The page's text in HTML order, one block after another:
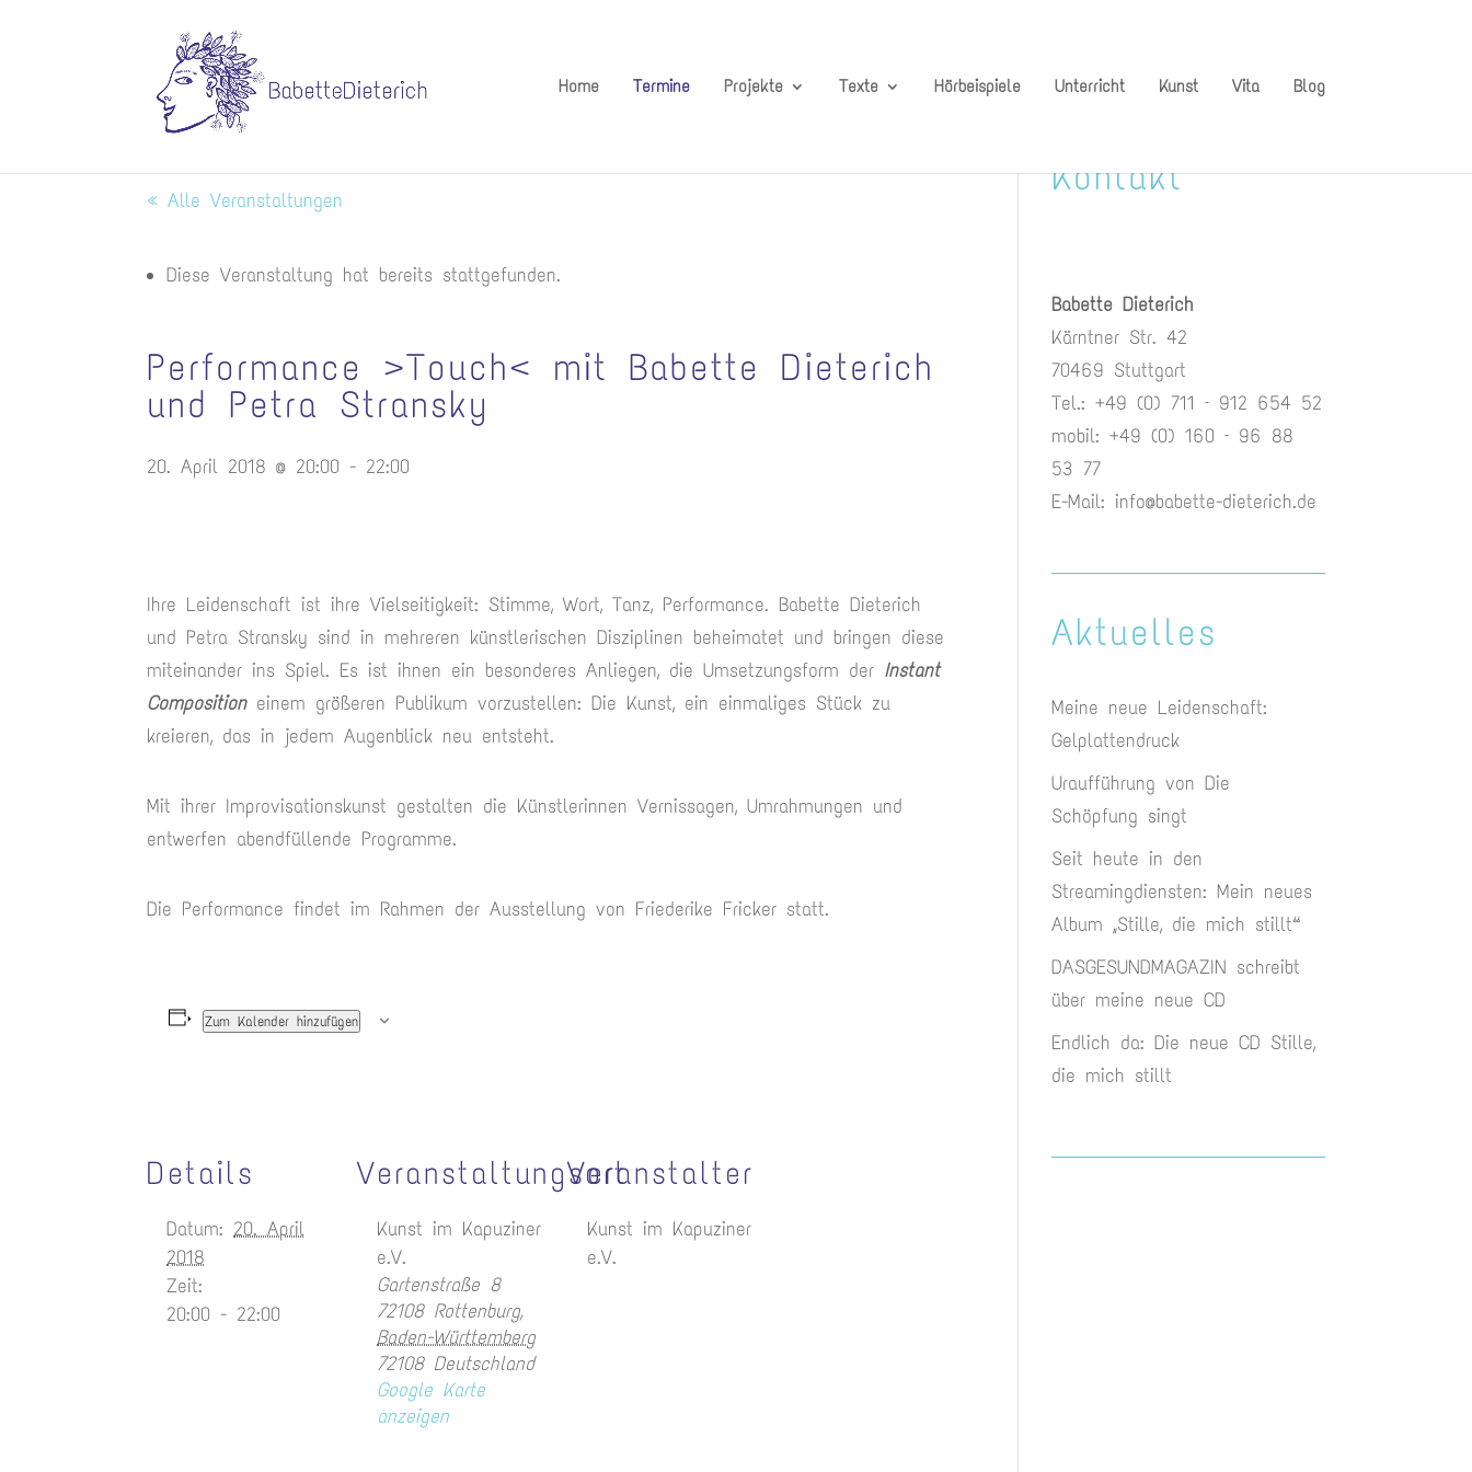
Home Termine Projekte Texte Hörbeispiele Unterricht Kunst Vita Blog
« Alle Veranstaltungen
Diese Veranstaltung hat bereits stattgefunden.
Performance >Touch< mit Babette Dieterich
und Petra Stransky
20. April 2018 @ 20:00 - 22:00
Ihre Leidenschaft ist ihre Vielseitigkeit: Stimme, Wort, Tanz, Performance. Babette Dieterich
und Petra Stransky sind in mehreren künstlerischen Disziplinen beheimatet und bringen diese
miteinander ins Spiel. Es ist ihnen ein besonderes Anliegen, die Umsetzungsform der Instant
Composition einem größeren Publikum vorzustellen: Die Kunst, ein einmaliges Stück zu
kreieren, das in jedem Augenblick neu entsteht.
Mit ihrer Improvisationskunst gestalten die Künstlerinnen Vernissagen, Umrahmungen und
entwerfen abendfüllende Programme.
Die Performance findet im Rahmen der Ausstellung von Friederike Fricker statt.
Zum Kalender hinzufügen
Details
Datum: 20. April
2018
Zeit:
20:00 - 22:00
Veranstaltungsort
Kunst im Kapuziner
e.V.
Gartenstraße 8
72108 Rottenburg,
Baden-Württemberg
72108 Deutschland
Google Karte
anzeigen
Veranstalter
Kunst im Kapuziner
e.V.
Kontakt
Babette Dieterich
Kärntner Str. 42
70469 Stuttgart
Tel.: +49 (0) 711 – 912 654 52
mobil: +49 (0) 160 – 96 88
53 77
E-Mail:info@babette-dieterich.de
Aktuelles
Meine neue Leidenschaft:
Gelplattendruck
Uraufführung von Die
Schöpfung singt
Seit heute in den
Streamingdiensten: Mein neues
Album „Stille, die mich stillt“
DASGESUNDMAGAZIN schreibt
über meine neue CD
Endlich da: Die neue CD Stille,
die mich stillt